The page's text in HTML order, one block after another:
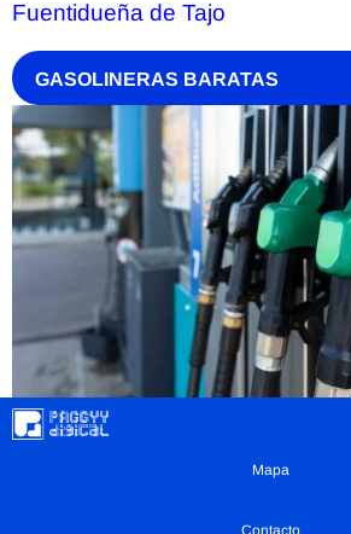
Fuentidueña de Tajo
GASOLINERAS BARATAS
Mapa